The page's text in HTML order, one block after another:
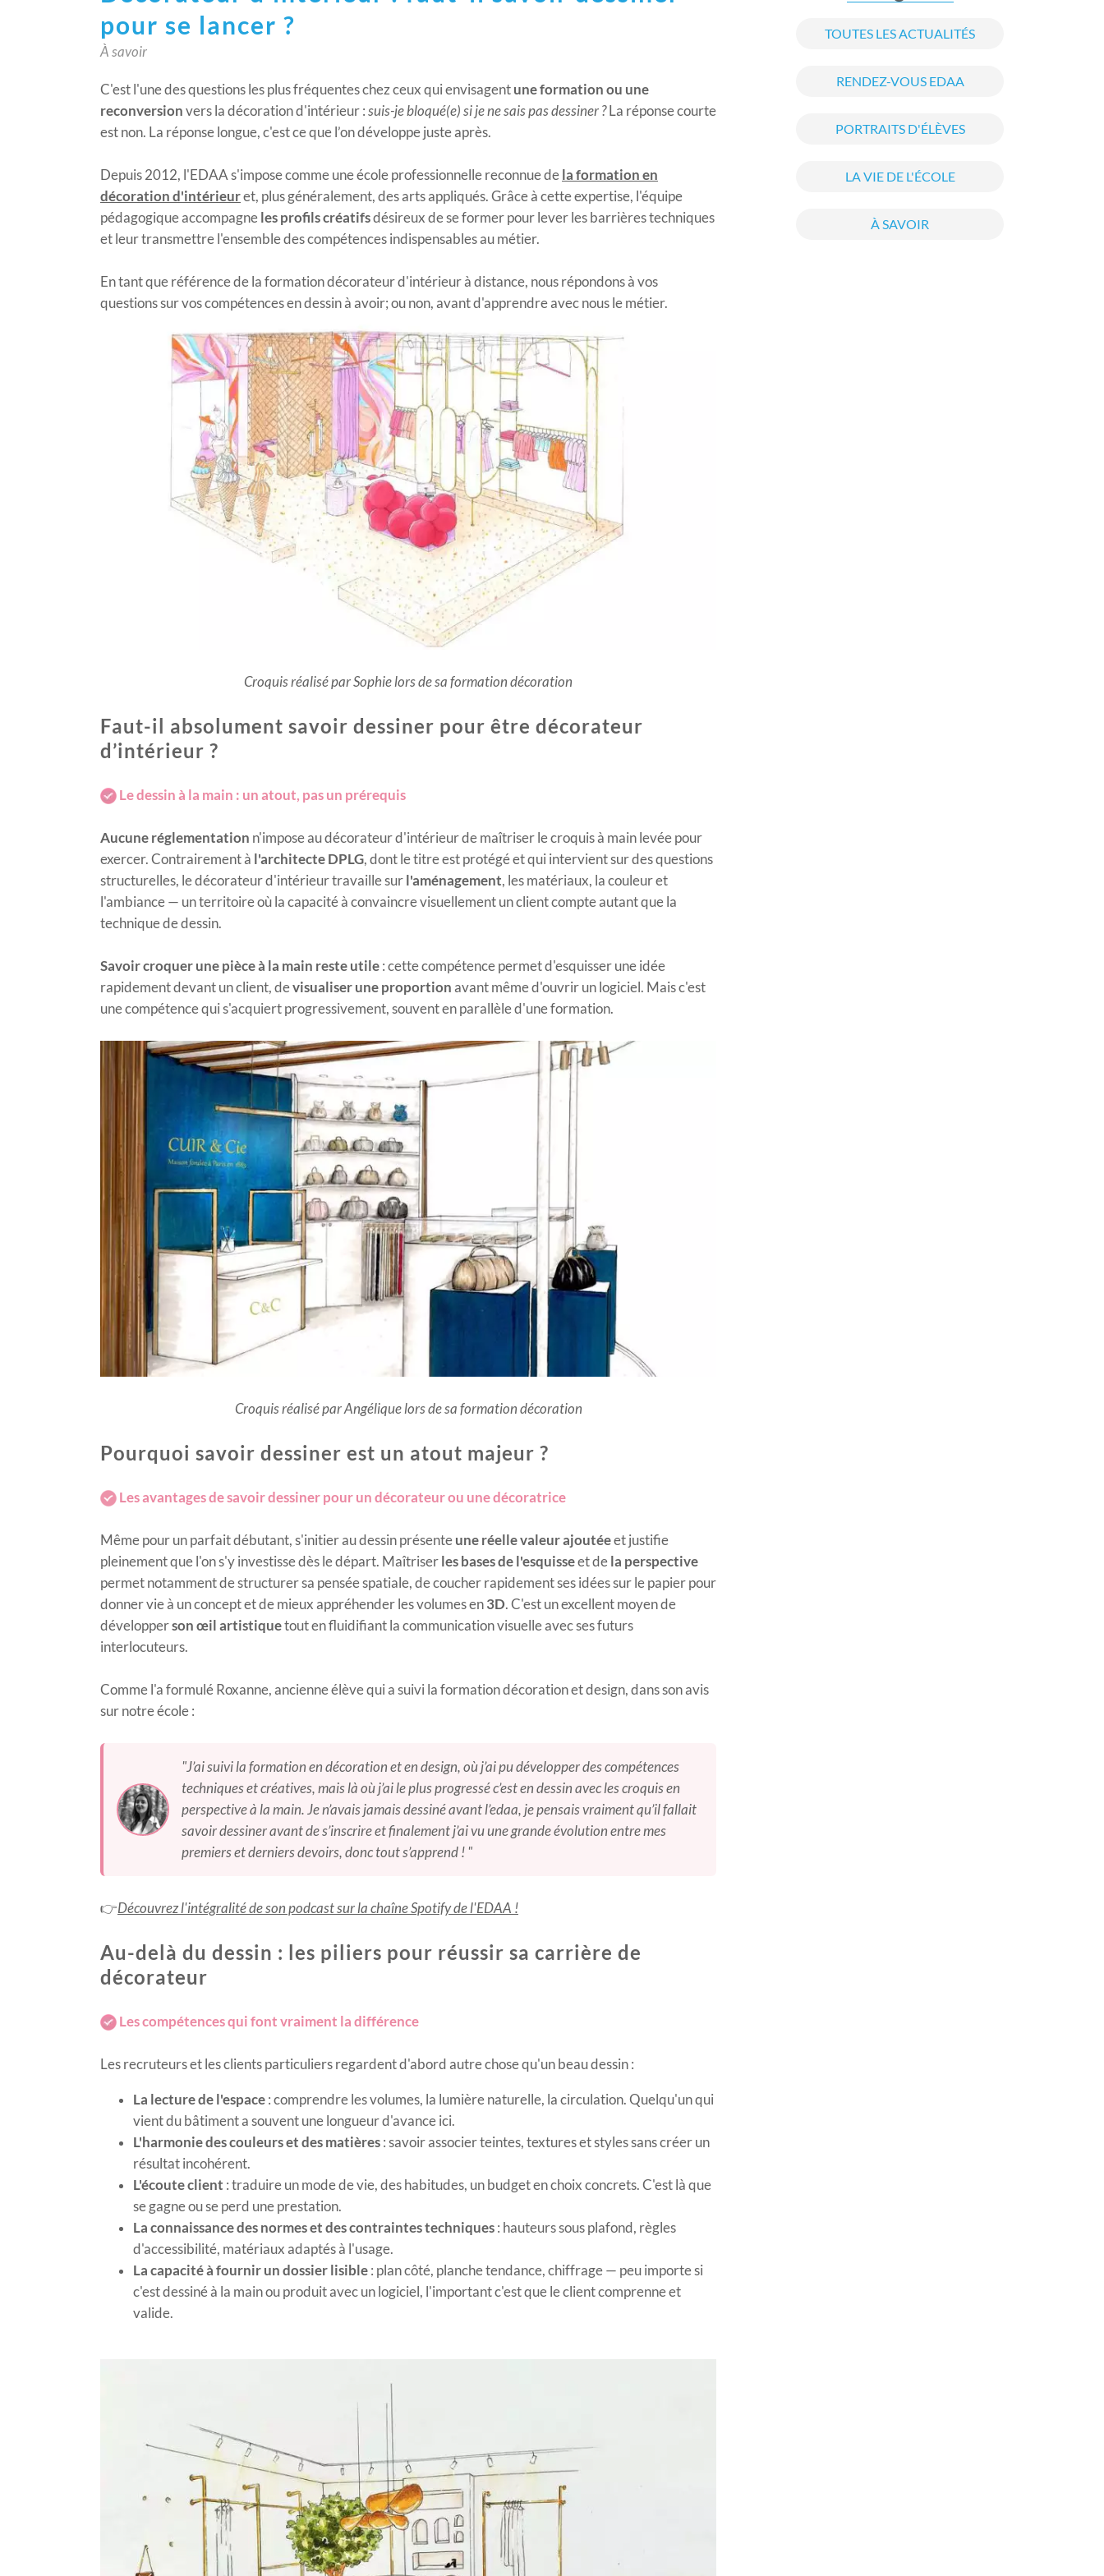
pour se lancer ?
À savoir
C'est l'une des questions les plus fréquentes chez ceux qui envisagent une formation ou une
reconversion vers la décoration d'intérieur : suis-je bloqué(e) si je ne sais pas dessiner ?La réponse courte
est non. La réponse longue, c'est ce que l’on développe juste après.
Depuis 2012, l'EDAA s'impose comme une école professionnelle reconnue de la formation en
décoration d'intérieuret, plus généralement, des arts appliqués. Grâce à cette expertise, l'équipe
pédagogique accompagne les profils créatifsdésireux de se former pour lever les barrières techniques
et leur transmettre l'ensemble des compétences indispensables au métier.
En tant que référence de la formation décorateur d'intérieur à distance, nous répondons à vos
questions sur vos compétences en dessin à avoir; ou non, avant d'apprendre avec nous le métier.
Croquis réalisé par Sophie lors de sa formation décoration
Faut-il absolument savoir dessiner pour être décorateur
d’intérieur ?
Le dessin à la main : un atout, pas un prérequis
Aucune réglementation n'impose au décorateur d'intérieur de maîtriser le croquis à main levée pour
exercer. Contrairement à l'architecte DPLG , dont le titre est protégé et qui intervient sur des questions
structurelles, le décorateur d'intérieur travaille sur l'aménagement , les matériaux, la couleur et
l'ambiance — un territoire où la capacité à convaincre visuellement un client compte autant que la
technique de dessin.
Savoir croquer une pièce à la main reste utile : cette compétence permet d'esquisser une idée
rapidement devant un client, devisualiser une proportion avant même d'ouvrir un logiciel. Mais c'est
une compétence qui s'acquiert progressivement, souvent en parallèle d'une formation.
Croquis réalisé par Angélique lors de sa formation décoration
Pourquoi savoir dessiner est un atout majeur ?
Les avantages de savoir dessiner pour un décorateur ou une décoratrice
​Même pour un parfait débutant, s'initier au dessin présente une réelle valeur ajoutéeet justifie
pleinement que l'on s'y investisse dès le départ. Maîtriser les bases de l'esquisseet de la perspective
permet notamment de structurer sa pensée spatiale, de coucher rapidement ses idées sur le papier pour
donner vie à un concept et de mieux appréhender les volumes en 3D . C'est un excellent moyen de
développerson œil artistiquetout en fluidifiant la communication visuelle avec ses futurs
interlocuteurs.
Comme l'a formulé Roxanne, ancienne élève qui a suivi la formation décoration et design, dans son avis
sur notre école :
"J’ai suivi la formation en décoration et en design, où j’ai pu développer des compétences
techniques et créatives, mais là où j’ai le plus progressé c’est en dessin avec les croquis en
perspective à la main. Je n’avais jamais dessiné avant l’edaa, je pensais vraiment qu’il fallait
savoir dessiner avant de s’inscrire et finalement j’ai vu une grande évolution entre mes
premiers et derniers devoirs, donc tout s’apprend ! "
👉Découvrez l'intégralité de son podcast sur la chaîne Spotify de l'EDAA !
Au-delà du dessin : les piliers pour réussir sa carrière de
décorateur
​ Les compétences qui font vraiment la différence
Les recruteurs et les clients particuliers regardent d'abord autre chose qu'un beau dessin :
La lecture de l'espace : comprendre les volumes, la lumière naturelle, la circulation. Quelqu'un qui
vient du bâtiment a souvent une longueur d'avance ici.
L'harmonie des couleurs et des matières : savoir associer teintes, textures et styles sans créer un
résultat incohérent.
L'écoute client : traduire un mode de vie, des habitudes, un budget en choix concrets. C'est là que
se gagne ou se perd une prestation.
La connaissance des normes et des contraintes techniques : hauteurs sous plafond, règles
d'accessibilité, matériaux adaptés à l'usage.
La capacité à fournir un dossier lisible : plan côté, planche tendance, chiffrage — peu importe si
c'est dessiné à la main ou produit avec un logiciel, l'important c'est que le client comprenne et
valide.
TOUTES LES ACTUALITÉS
RENDEZ-VOUS EDAA
PORTRAITS D'ÉLÈVES
LA VIE DE L'ÉCOLE
À SAVOIR